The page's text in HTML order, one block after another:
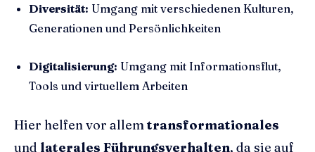
Diversität: Umgang mit verschiedenen Kulturen,
Generationen und Persönlichkeiten
Digitalisierung: Umgang mit Informationsflut,
Tools und virtuellem Arbeiten
Hier helfen vor allemtransformationales
und laterales Führungsverhalten, da sie auf